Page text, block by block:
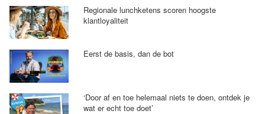
Regionale lunchketens scoren hoogste
klantloyaliteit
Eerst de basis, dan de bot
‘Door af en toe helemaal niets te doen, ontdek je
wat er echt toe doet’